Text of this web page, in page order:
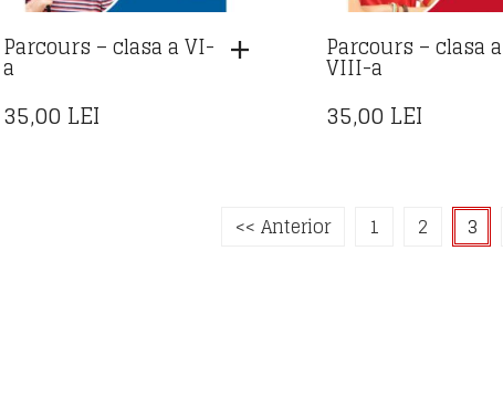
Parcours – clasa a VI-
a
35,00 LEI
Parcours – clasa a
VIII-a
35,00 LEI
<< Anterior 1 2 3